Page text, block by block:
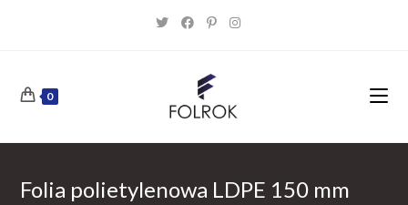
0
Folia polietylenowa LDPE 150 mm